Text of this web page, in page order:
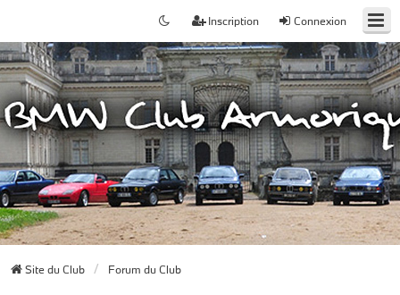
Connexion
Inscription
Site du Club Forum du Club